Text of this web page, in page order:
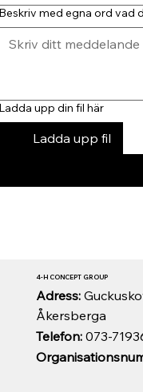
med egna ord vad
upp din fil här
Ladda upp fil
Telefon:073-
Adress:
Åkersberga
4-H CONCEPT GROUP